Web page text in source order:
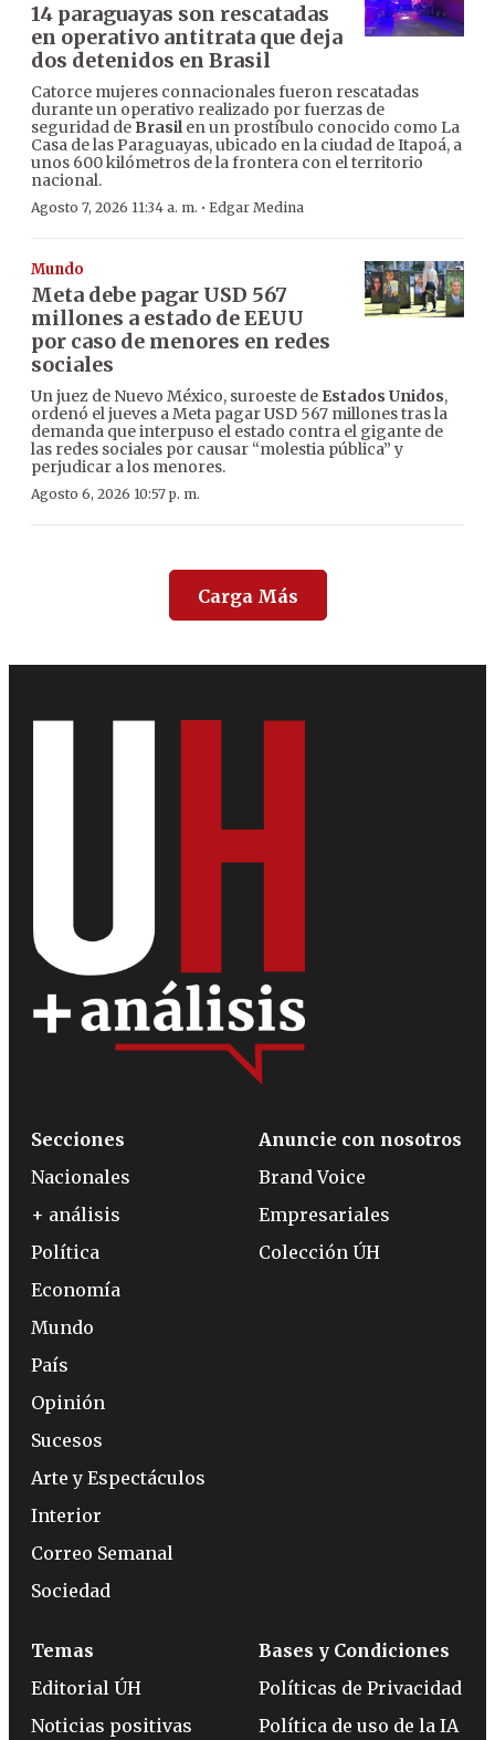
14 paraguayas son rescatadas
en operativo antitrata que deja
dos detenidos en Brasil
Catorce mujeres connacionales fueron rescatadas
durante un operativo realizado por fuerzas de
seguridad de Brasilen un prostíbulo conocido como La
Casa de las Paraguayas, ubicado en la ciudad de Itapoá, a
unos 600 kilómetros de la frontera con el territorio
nacional.
Agosto 7, 2026 11:34 a. m. · Edgar Medina
Mundo
Meta debe pagar USD 567
millones a estado de EEUU
por caso de menores en redes
sociales
Un juez de Nuevo México, suroeste de Estados Unidos,
ordenó el jueves a Meta pagar USD 567 millones tras la
demanda que interpuso el estado contra el gigante de
las redes sociales por causar “molestia pública” y
perjudicar a los menores.
Agosto 6, 2026 10:57 p. m.
Carga Más
Secciones
Nacionales
+ análisis
Política
Economía
Mundo
País
Opinión
Sucesos
Arte y Espectáculos
Interior
Correo Semanal
Sociedad
Anuncie con nosotros
Brand Voice
Empresariales
Colección ÚH
Temas
Editorial ÚH
Noticias positivas
Bases y Condiciones
Políticas de Privacidad
Política de uso de la IA